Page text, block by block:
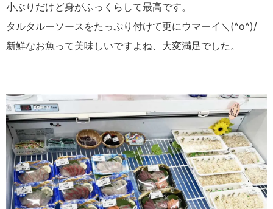
小ぶりだけど身がふっくらして最高です。
タルタルーソースをたっぷり付けて更にウマーイ＼(^o^)/
新鮮なお魚って美味しいですよね、大変満足でした。